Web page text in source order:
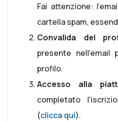
Fai attenzione:
cartella spam,
Convalida del
presente nell'email
profilo.
Accesso alla
completato
(clicca qui).